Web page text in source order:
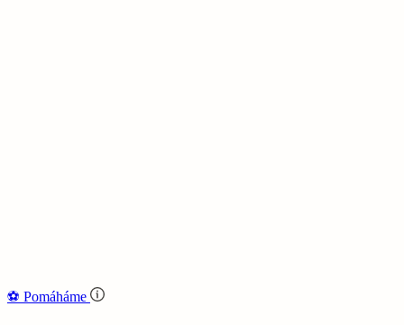
⚽‍️️ Pomáháme